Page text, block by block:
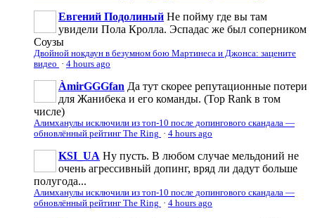
Евгений Подолиный Не пойму где вы там
увидели Пола Кролла. Эспадас же был соперником
Соузы
Двойной нокдаун в безумном бою Мартинеса и Джонса: зацените
видео · 4 hours ago
ÀmirGGGfan Да тут скорее репутационные потери
для Жанибека и его команды. (Top Rank в том
числе)
Алимханулы исключили из топ-10 после допингового скандала —
обновлённый рейтинг The Ring · 4 hours ago
KSI_UA Ну пусть. В любом случае мельдоний не
очень агрессивньій допинг, вряд ли дадут больше
полугода...
Алимханулы исключили из топ-10 после допингового скандала —
обновлённый рейтинг The Ring · 4 hours ago